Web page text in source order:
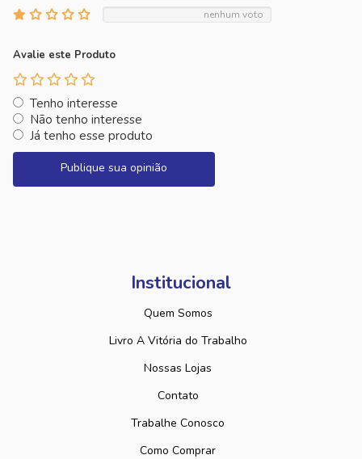
nenhum voto
Avalie este Produto
Tenho interesse
Não tenho interesse
Já tenho esse produto
Publique sua opinião
Institucional
Quem Somos
Livro A Vitória do Trabalho
Nossas Lojas
Contato
Trabalhe Conosco
Como Comprar